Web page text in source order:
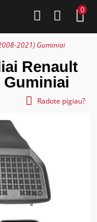
0
2021) Guminiai
Renault
Guminiai
Radote pigiau?